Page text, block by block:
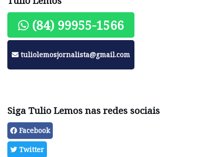
(84) 99955-1566
tuliolemosjornalista@gmail.com
Siga Tulio Lemos nas redes sociais
Facebook
Twitter